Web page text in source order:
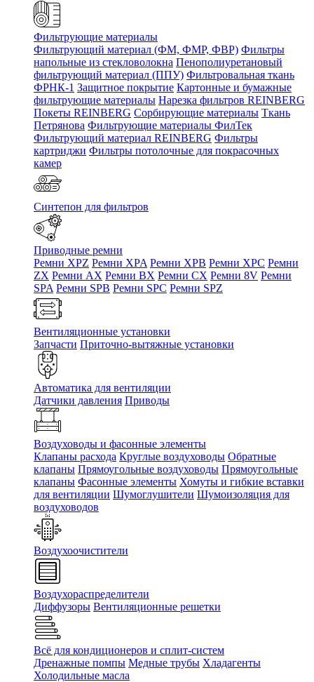
Фильтрующие материалы
Фильтрующий материал (ФМ, ФМР, ФВР) Фильтры
напольные из стекловолокна Пенополиуретановый
фильтрующий материал (ППУ) Фильтровальная ткань
ФРНК-1 Защитное покрытие Картонные и бумажные
фильтрующие материалы Нарезка фильтров REINBERG
Покеты REINBERG Сорбирующие материалы Ткань
Петрянова Фильтрующие материалы ФилТек
Фильтрующий материал REINBERG Фильтры
картриджи Фильтры потолочные для покрасочных
камер
Синтепон для фильтров
Приводные ремни
Ремни XPZ Ремни XPA Ремни XPB Ремни XPC Ремни
ZX Ремни AX Ремни BX Ремни CX Ремни 8V Ремни
SPA Ремни SPB Ремни SPC Ремни SPZ
Вентиляционные установки
Запчасти Приточно-вытяжные установки
Автоматика для вентиляции
Датчики давления Приводы
Воздуховоды и фасонные элементы
Клапаны расхода Круглые воздуховоды Обратные
клапаны Прямоугольные воздуховоды Прямоугольные
клапаны Фасонные элементы Хомуты и гибкие вставки
для вентиляции Шумоглушители Шумоизоляция для
воздуховодов
Воздухоочистители
Воздухораспределители
Диффузоры Вентиляционные решетки
Всё для кондиционеров и сплит-систем
Дренажные помпы Медные трубы Хладагенты
Холодильные масла